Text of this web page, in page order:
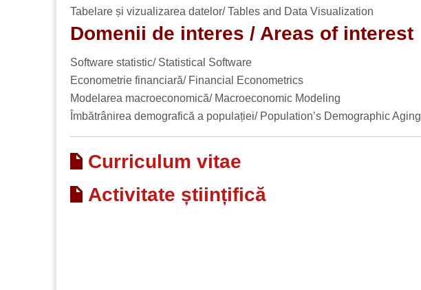
Tabelare și vizualizarea datelor/ Tables and Data Visualization
Domenii de interes / Areas of interest
Software statistic/ Statistical Software
Econometrie financiară/ Financial Econometrics
Modelarea macroeconomică/ Macroeconomic Modeling
Îmbătrânirea demografică a populației/ Population’s Demographic Aging
Curriculum vitae
Activitate științifică